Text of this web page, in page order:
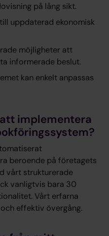
på lång sikt.
uppdaterad ekonomisk
möjligheter att
informerade beslut.
kan enkelt anpassas
implementera
beroende på företagets
vårt strukturerade
vanligtvis bara 30
Vårt erfarna
effektiv övergång.